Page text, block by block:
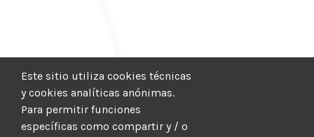
Este sitio utiliza cookies técnicas
y cookies analíticas anónimas.
Para permitir funciones
específicas como compartir y / o